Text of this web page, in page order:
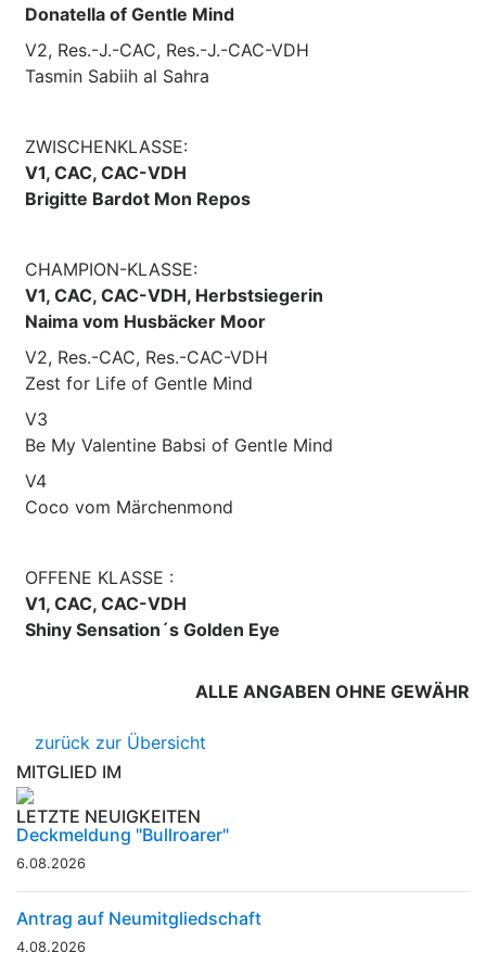
Donatella of Gentle Mind
V2, Res.-J.-CAC, Res.-J.-CAC-VDH
Tasmin Sabiih al Sahra
ZWISCHENKLASSE:
V1, CAC, CAC-VDH
Brigitte Bardot Mon Repos
CHAMPION-KLASSE:
V1, CAC, CAC-VDH, Herbstsiegerin
Naima vom Husbäcker Moor
V2, Res.-CAC, Res.-CAC-VDH
Zest for Life of Gentle Mind
V3
Be My Valentine Babsi of Gentle Mind
V4
Coco vom Märchenmond
OFFENE KLASSE :
V1, CAC, CAC-VDH
Shiny Sensation´s Golden Eye
ALLE ANGABEN OHNE GEWÄHR
zurück zur Übersicht
MITGLIED IM
LETZTE NEUIGKEITEN
Deckmeldung "Bullroarer"
6.08.2026
Antrag auf Neumitgliedschaft
4.08.2026